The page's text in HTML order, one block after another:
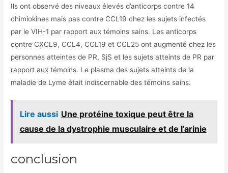
Ils ont observé des niveaux élevés d’anticorps contre 14
chimiokines mais pas contre CCL19 chez les sujets infectés
par le VIH-1 par rapport aux témoins sains. Les anticorps
contre CXCL9, CCL4, CCL19 et CCL25 ont augmenté chez les
personnes atteintes de PR, SjS et les sujets atteints de PR par
rapport aux témoins. Le plasma des sujets atteints de la
maladie de Lyme était indiscernable des témoins sains.
Lire aussi Une protéine toxique peut être la
cause de la dystrophie musculaire et de l'arinie
conclusion